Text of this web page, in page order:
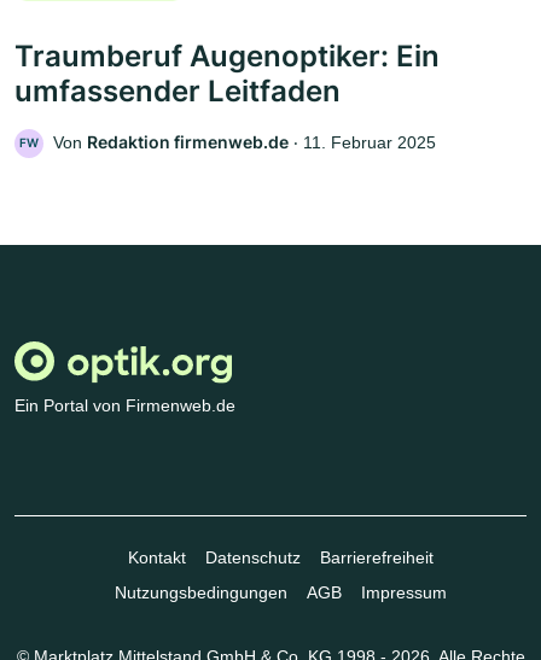
Traumberuf Augenoptiker: Ein
umfassender Leitfaden
FW Von Redaktion firmenweb.de ‧ 11. Februar 2025
Ein Portal von Firmenweb.de
Kontakt Datenschutz
Barrierefreiheit
Nutzungsbedingungen
AGB Impressum